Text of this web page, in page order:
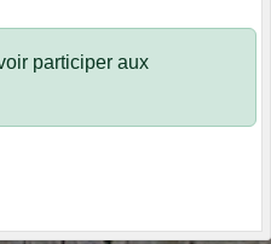
participer aux